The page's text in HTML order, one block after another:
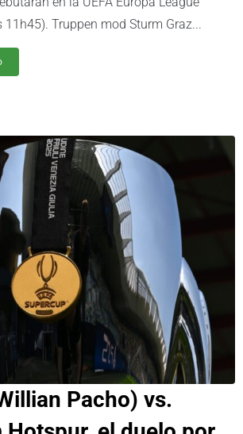
11h45). Truppen mod Sturm Graz...
Pacho) vs.